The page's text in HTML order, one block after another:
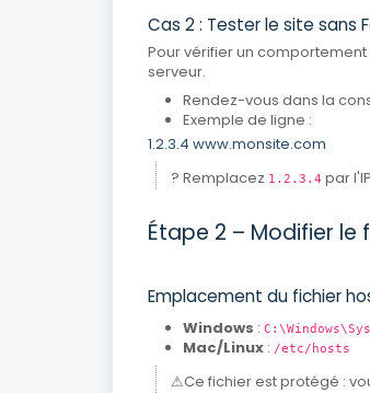
Cas 2 : Tester le site sans
Pour vérifier un comportement
serveur.
Rendez-vous dans la
Exemple de ligne :
1.2.3.4 www.monsite.com
? Remplacez 1.2.3.4 par
Étape 2 – Modifier
Emplacement du fichier
Windows :
Mac/Linux : /etc/hosts
⚠Ce fichier est protégé :